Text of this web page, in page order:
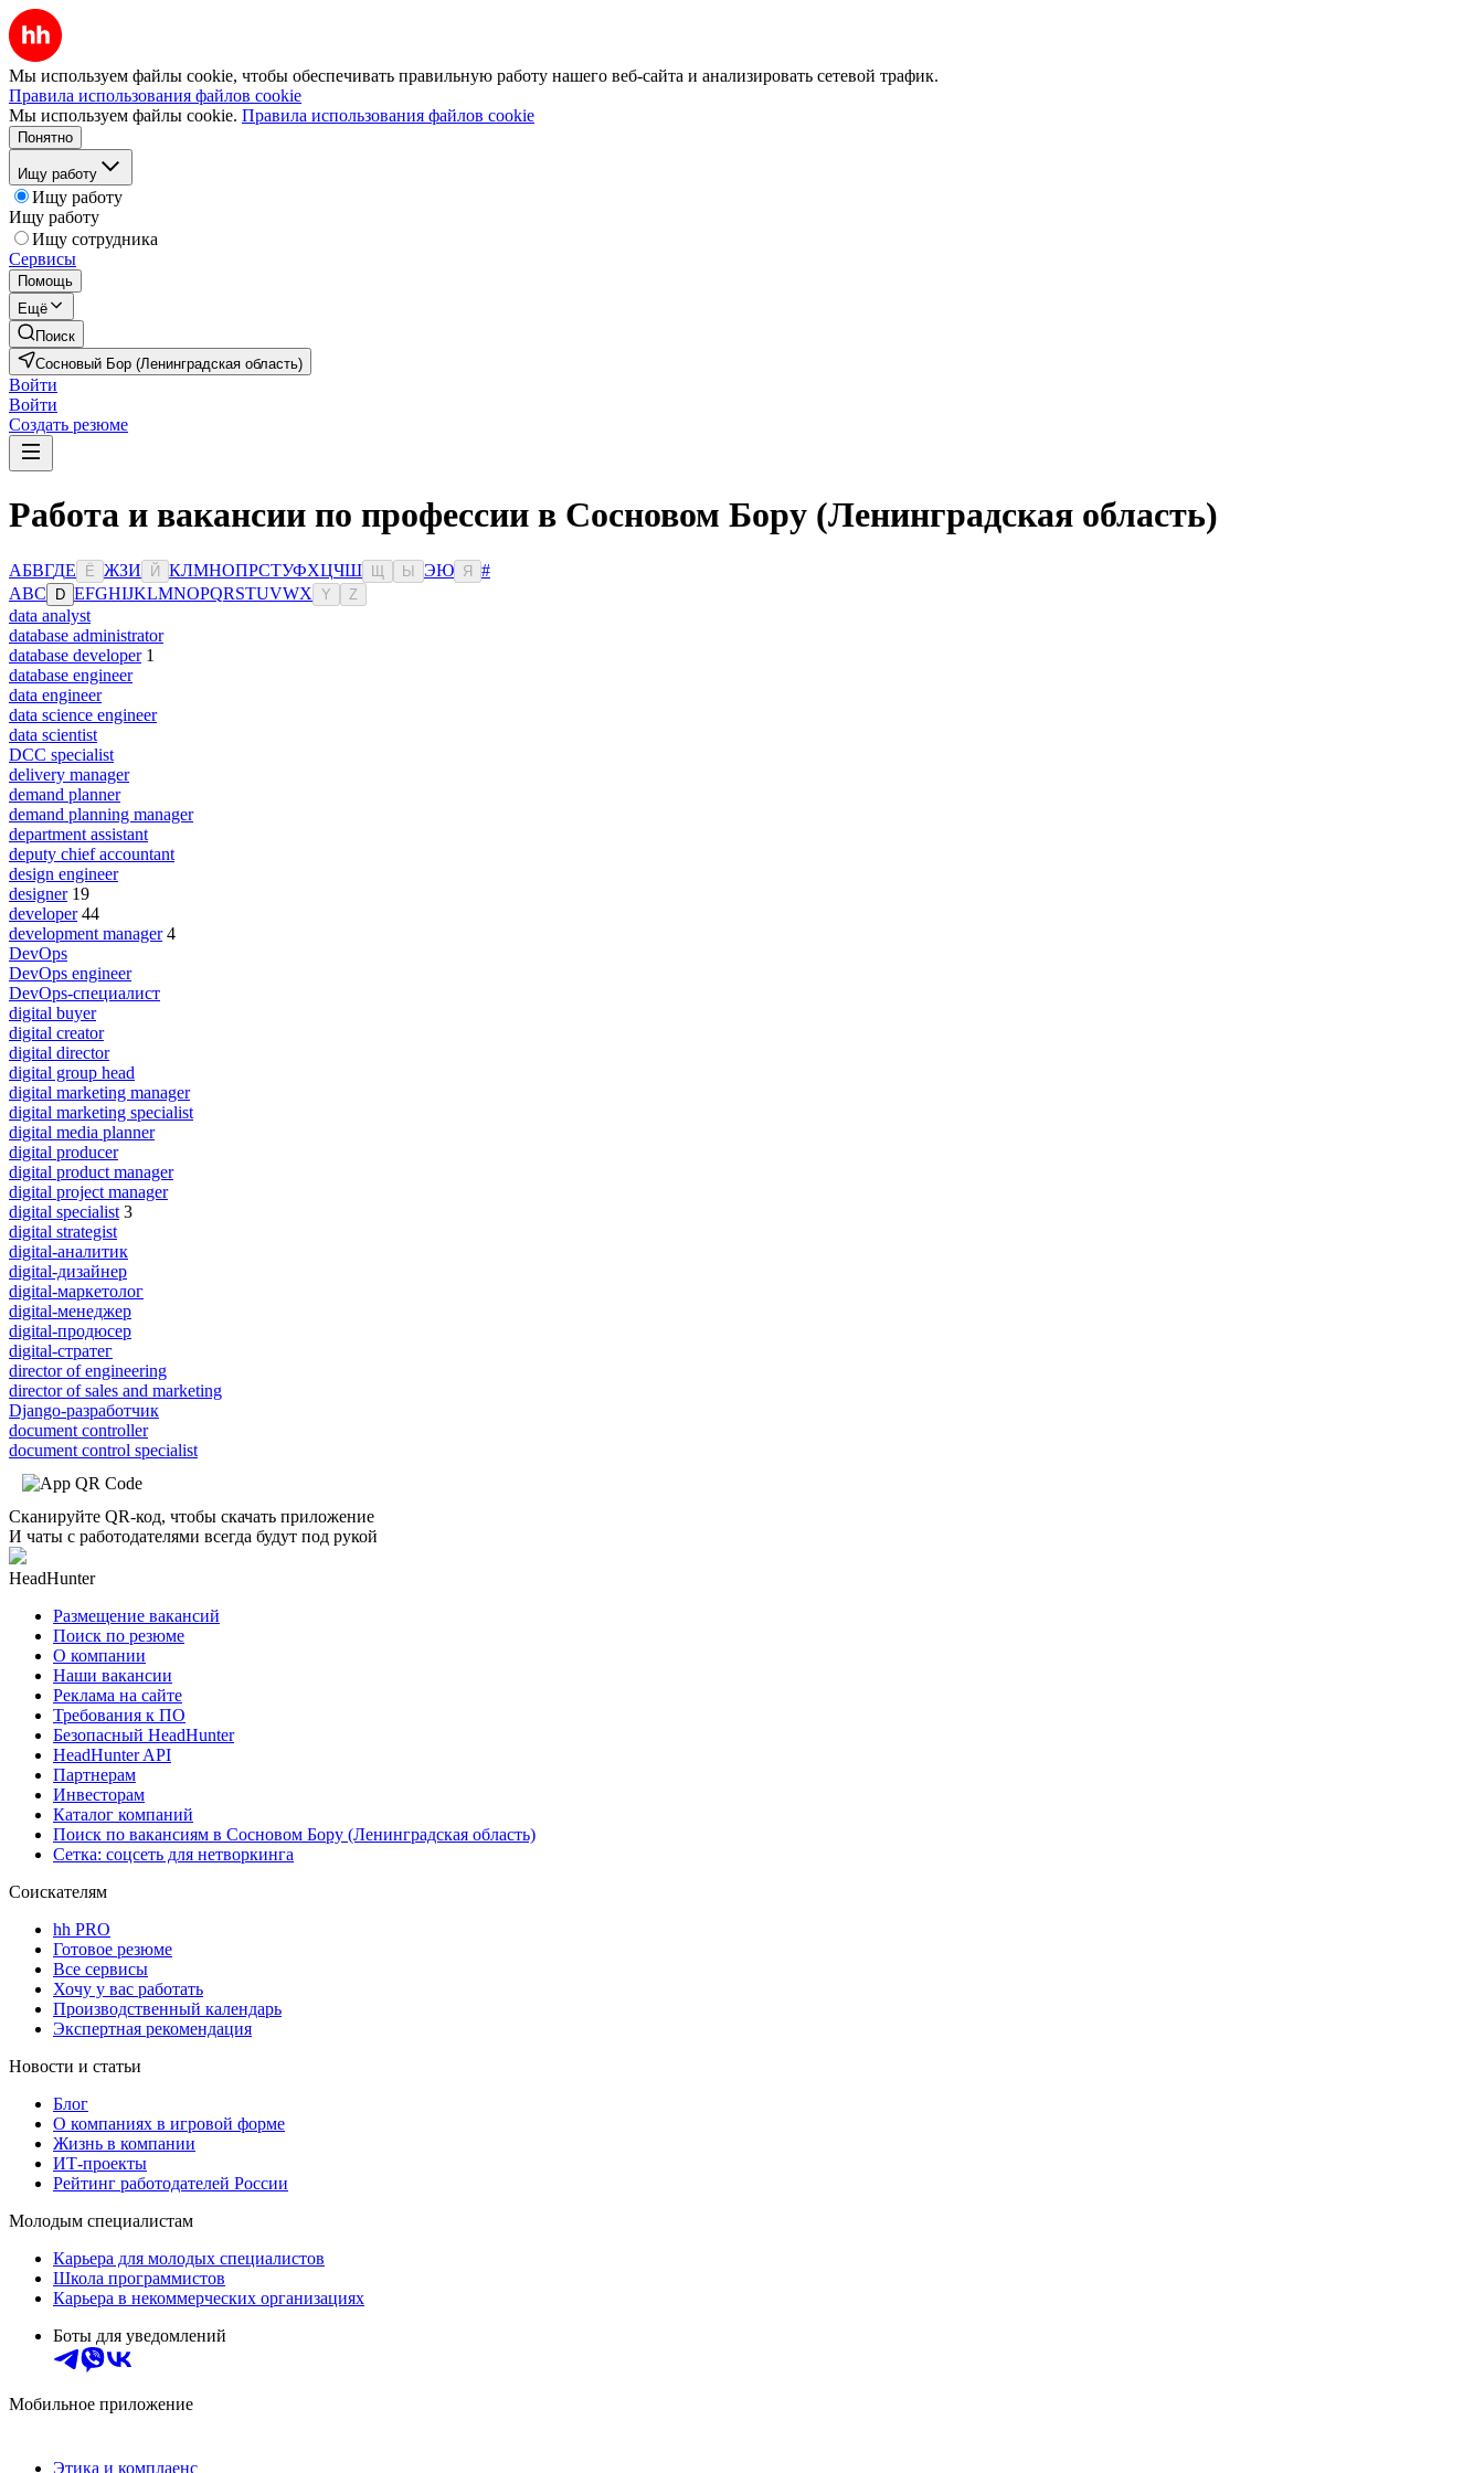
Мы используем файлы cookie, чтобы обеспечивать правильную работу нашего веб-сайта и анализировать сетевой трафик.
Правила использования файлов cookie
Мы используем файлы cookie. Правила использования файлов cookie
Понятно
Ищу работу
Ищу работу
Ищу работу
Ищу сотрудника
Сервисы
Помощь
Ещё
Поиск
Сосновый Бор (Ленинградская область)
Войти
Войти
Создать резюме
Работа и вакансии по профессии в Сосновом Бору (Ленинградская область)
АБВГДЕ Ё ЖЗИ Й КЛМНОПРСТУФХЦЧШ Ы ЭЮ Я
#
ABC D EFGHIJKLMNOPQRSTUVWX Y Z
data analyst
database administrator
database developer 1
database engineer
data engineer
data science engineer
data scientist
DCC specialist
delivery manager
demand planner
demand planning manager
department assistant
deputy chief accountant
design engineer
designer 19
developer 44
development manager 4
DevOps
DevOps engineer
DevOps-специалист
digital buyer
digital creator
digital director
digital group head
digital marketing manager
digital marketing specialist
digital media planner
digital producer
digital product manager
digital project manager
digital specialist 3
digital strategist
digital-аналитик
digital-дизайнер
digital-маркетолог
digital-менеджер
digital-продюсер
digital-стратег
director of engineering
director of sales and marketing
Django-разработчик
document controller
document control specialist
Сканируйте QR-код, чтобы скачать приложение
И чаты с работодателями всегда будут под рукой
HeadHunter
Размещение вакансий
Поиск по резюме
О компании
Наши вакансии
Реклама на сайте
Требования к ПО
Безопасный HeadHunter
HeadHunter API
Партнерам
Инвесторам
Каталог компаний
Поиск по вакансиям в Сосновом Бору (Ленинградская область)
Сетка: соцсеть для нетворкинга
Соискателям
hh PRO
Готовое резюме
Все сервисы
Хочу у вас работать
Производственный календарь
Экспертная рекомендация
Новости и статьи
Блог
О компаниях в игровой форме
Жизнь в компании
ИТ-проекты
Рейтинг работодателей России
Молодым специалистам
Карьера для молодых специалистов
Школа программистов
Карьера в некоммерческих организациях
Боты для уведомлений
Мобильное приложение
Этика и комплаенс